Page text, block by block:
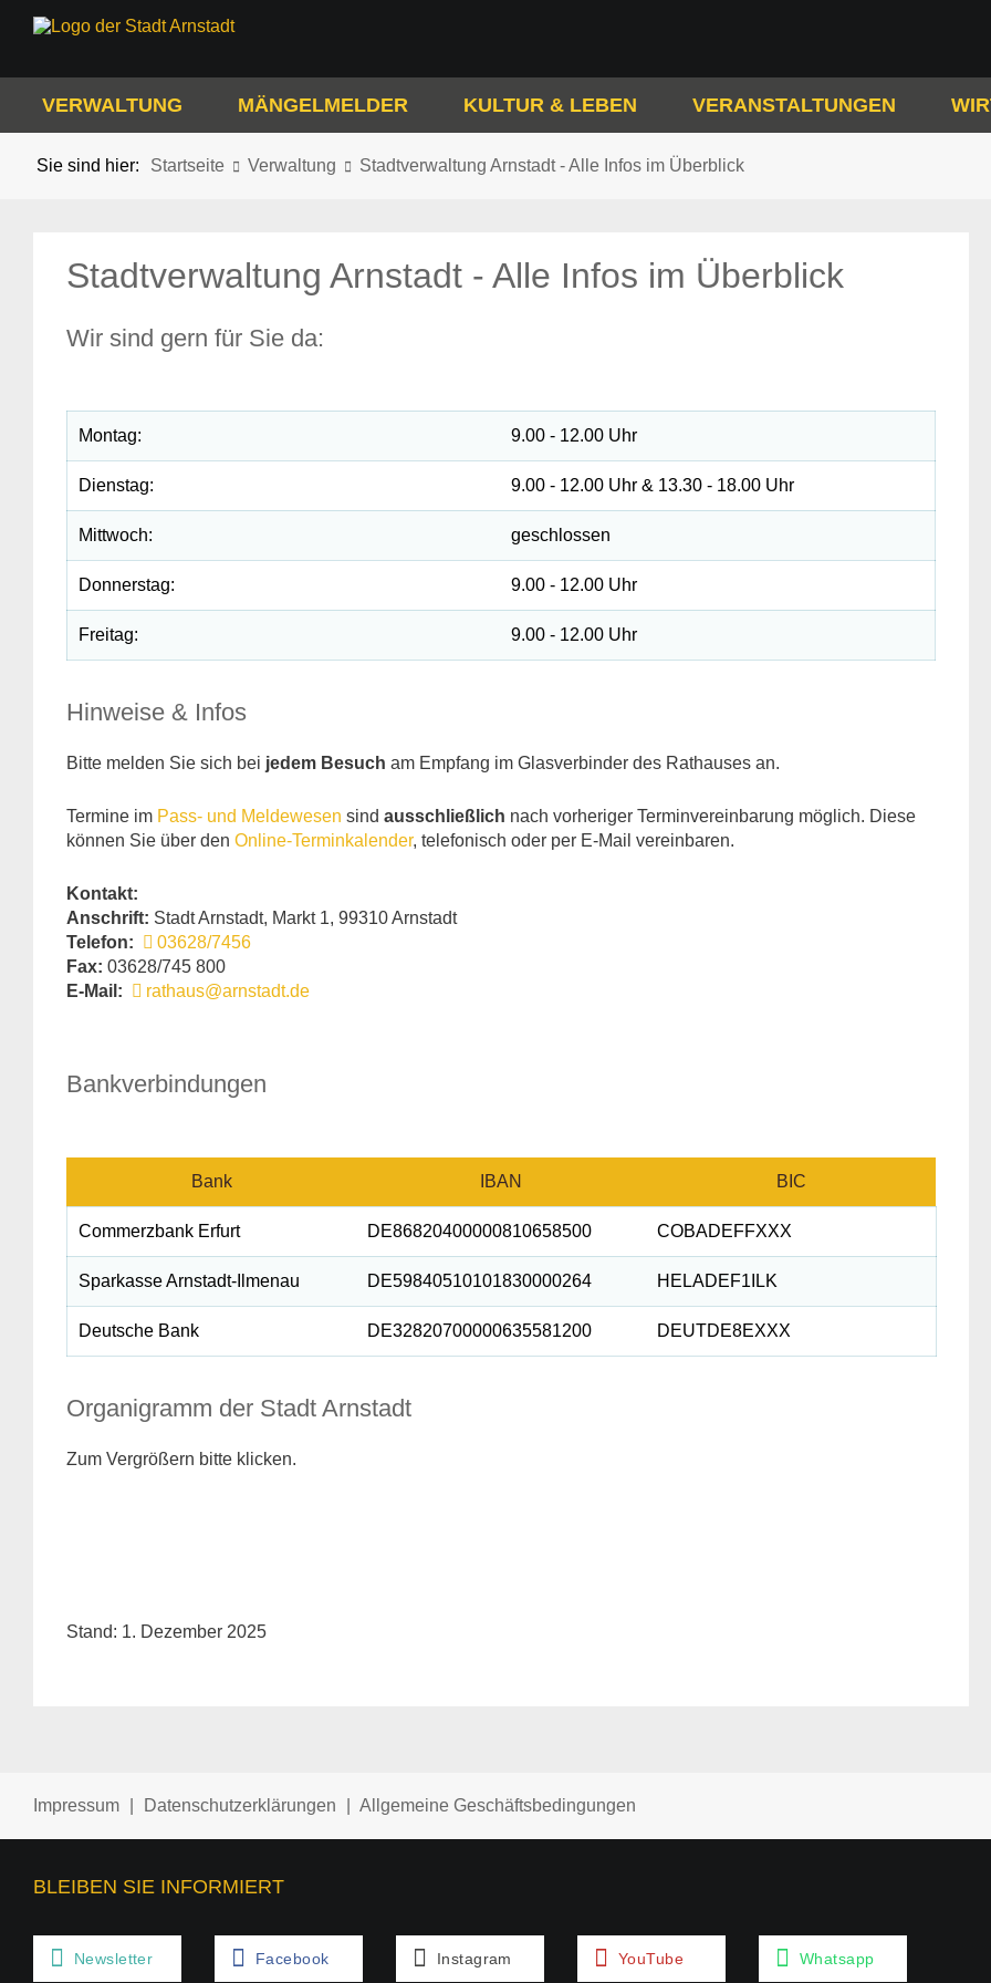
VERWALTUNG MÄNGELMELDER KULTUR & LEBEN VERANSTALTUNGEN
Sie sind hier: Startseite Verwaltung Stadtverwaltung Arnstadt - Alle Infos im Überblick
Stadtverwaltung Arnstadt - Alle Infos im Überblick
Wir sind gern für Sie da:
Montag: 9.00 - 12.00 Uhr
Dienstag: 9.00 - 12.00 Uhr & 13.30 - 18.00 Uhr
Mittwoch: geschlossen
Donnerstag: 9.00 - 12.00 Uhr
Freitag: 9.00 - 12.00 Uhr
Hinweise & Infos
Bitte melden Sie sich bei jedem Besuch am Empfang im Glasverbinder des Rathauses an.
Termine im Pass- und Meldewesen sind ausschließlich nach vorheriger Terminvereinbarung möglich. Diese
können Sie über den Online-Terminkalender, telefonisch oder per E-Mail vereinbaren.
Kontakt:
Anschrift: Stadt Arnstadt, Markt 1, 99310 Arnstadt
Telefon:
03628/7456
Fax: 03628/745 800
E-Mail:
rathaus@arnstadt.de
Bankverbindungen
Bank IBAN BIC
Commerzbank Erfurt DE86820400000810658500 COBADEFFXXX
Sparkasse Arnstadt-Ilmenau DE59840510101830000264 HELADEF1ILK
Deutsche Bank DE32820700000635581200 DEUTDE8EXXX
Organigramm der Stadt Arnstadt
Zum Vergrößern bitte klicken.
Stand: 1. Dezember 2025
Impressum Datenschutzerklärungen Allgemeine Geschäftsbedingungen
BLEIBEN SIE INFORMIERT
Newsletter Facebook Instagram YouTube Whatsapp